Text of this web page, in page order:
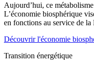
Aujourd’hui, ce
L’économie biosphérique
en fonctions au service de la
Découvrir l'économie
Transition énergétique